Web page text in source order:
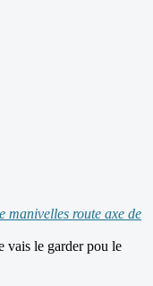
manivelles route axe de
vais le garder pou le